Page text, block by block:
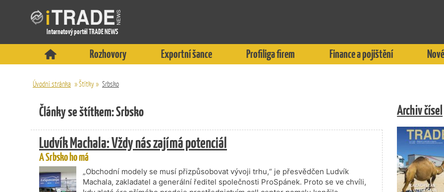
Internetový portál TRADE NEWS
Rozhovory Exportní šance Profiliga firem Finance a pojištění
Úvodní stránka »Štítky» Srbsko
Články se štítkem: Srbsko
Ludvík Machala: Vždy nás zajímá potenciál
A Srbsko ho má
„Obchodní modely se musí přizpůsobovat vývoji trhu,“ je přesvědčen Ludvík
Machala, zakladatel a generální ředitel společnosti ProSpánek. Proto se ve chvíli,
Archiv čísel